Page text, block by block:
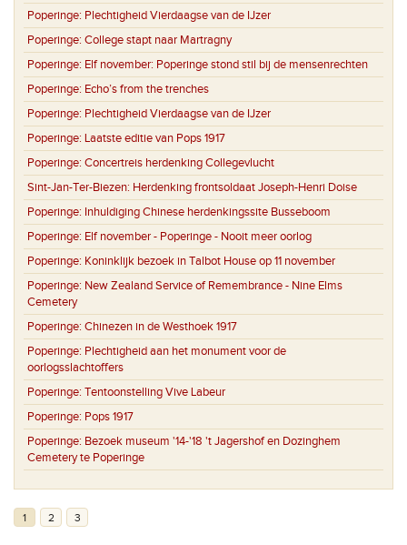
Poperinge: Plechtigheid Vierdaagse van de IJzer
Poperinge: College stapt naar Martragny
Poperinge: Elf november: Poperinge stond stil bij de mensenrechten
Poperinge: Echo’s from the trenches
Poperinge: Plechtigheid Vierdaagse van de IJzer
Poperinge: Laatste editie van Pops 1917
Poperinge: Concertreis herdenking Collegevlucht
Sint-Jan-Ter-Biezen: Herdenking frontsoldaat Joseph-Henri Doise
Poperinge: Inhuldiging Chinese herdenkingssite Busseboom
Poperinge: Elf november - Poperinge - Nooit meer oorlog
Poperinge: Koninklijk bezoek in Talbot House op 11 november
Poperinge: New Zealand Service of Remembrance - Nine Elms
Cemetery
Poperinge: Chinezen in de Westhoek 1917
Poperinge: Plechtigheid aan het monument voor de
oorlogsslachtoffers
Poperinge: Tentoonstelling Vive Labeur
Poperinge: Pops 1917
Poperinge: Bezoek museum '14-'18 't Jagershof en Dozinghem
Cemetery te Poperinge
1 2 3